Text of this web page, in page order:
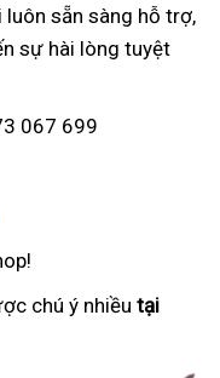
sẵn sàng hỗ trợ,
sự hài lòng tuyệt
067 699
chú ý nhiều tại